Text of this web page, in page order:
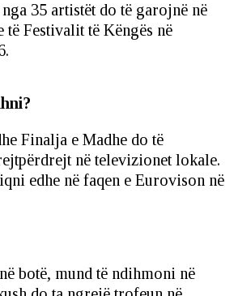
35 artistët do të garojnë në
të Festivalit të Këngës në
Finalja e Madhe do të
në televizionet lokale.
edhe në faqen e Eurovison në
botë, mund të ndihmoni në